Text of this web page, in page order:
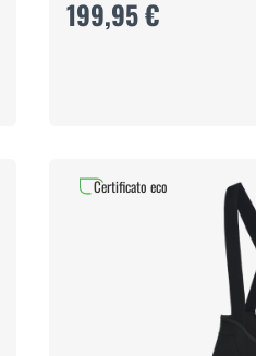
199,95 €
Certificato eco